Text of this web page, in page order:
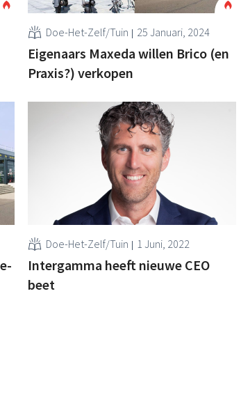
Doe-Het-Zelf/Tuin 25 Januari, 2024
Eigenaars Maxeda willen Brico (en
Praxis?) verkopen
Doe-Het-Zelf/Tuin 1 Juni, 2022
Intergamma heeft nieuwe CEO
beet